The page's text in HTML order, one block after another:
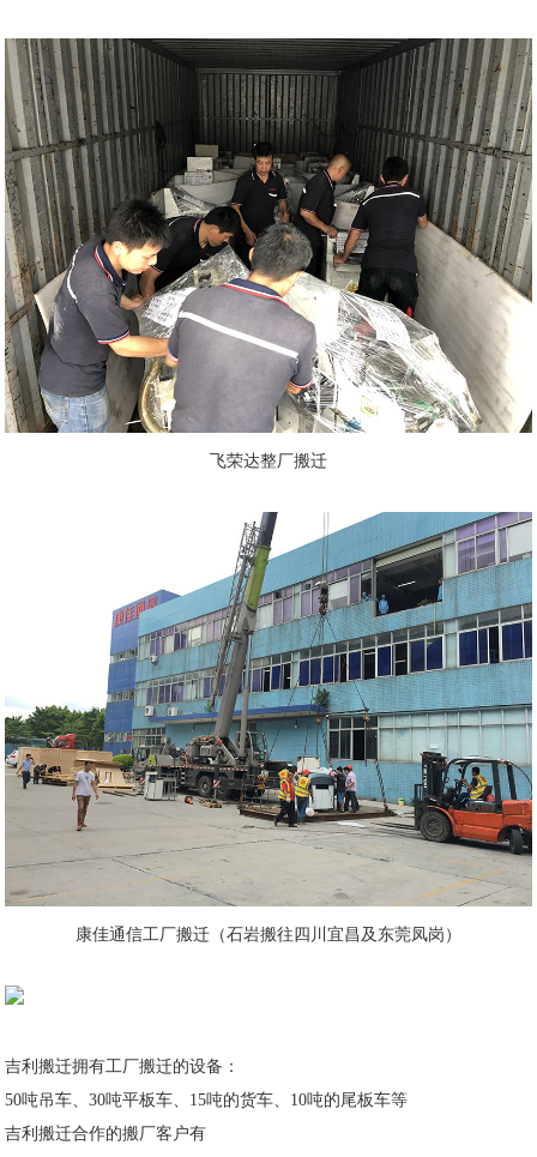
飞荣达整厂搬迁
康佳通信工厂搬迁（石岩搬往四川宜昌及东莞凤岗）
吉利搬迁拥有工厂搬迁的设备：
50吨吊车、30吨平板车、 15吨的货车、 10吨的尾板车等
吉利搬迁合作的搬厂客户有